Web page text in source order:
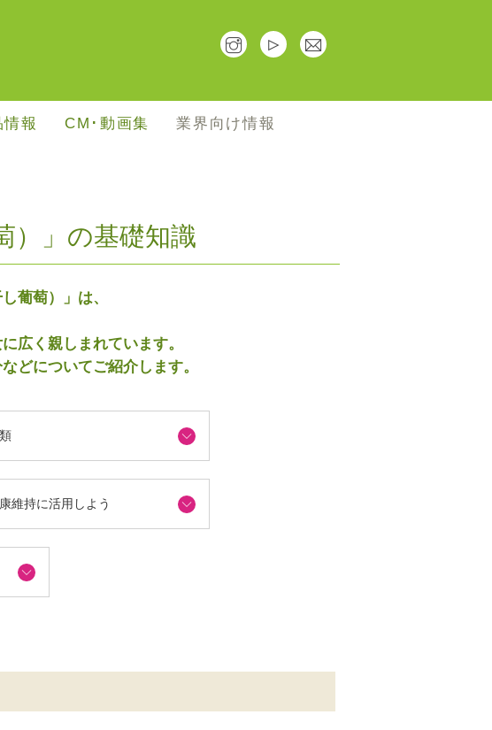
報 CM･動画集 業界向け情報
）」の基礎知識
葡萄）」は、
広く親しまれています。
どについてご紹介します。
維持に活用しよう